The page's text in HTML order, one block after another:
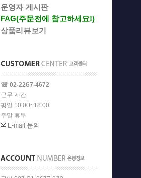
운영자 게시판
FAG(주문전에 참고하세요!)
상품리뷰보기
☏ 02-2267-4672
근무 시간
평일 10:00~18:00
주말 휴무
E-mail 문의